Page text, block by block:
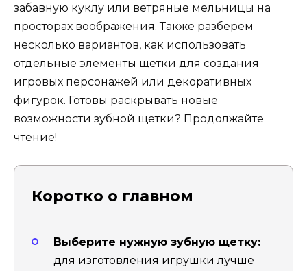
забавную куклу или ветряные мельницы на
просторах воображения. Также разберем
несколько вариантов, как использовать
отдельные элементы щетки для создания
игровых персонажей или декоративных
фигурок. Готовы раскрывать новые
возможности зубной щетки? Продолжайте
чтение!
Коротко о главном
Выберите нужную зубную щетку:
для изготовления игрушки лучше